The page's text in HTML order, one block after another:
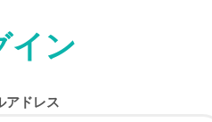
イン
アドレス